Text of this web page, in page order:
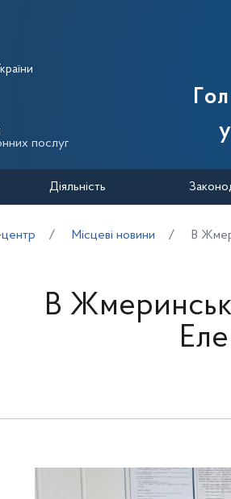
Державної
послуг
Діяльність
центр Місцеві новини В
В